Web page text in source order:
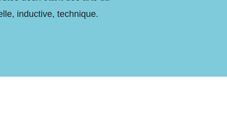
inductive, technique.